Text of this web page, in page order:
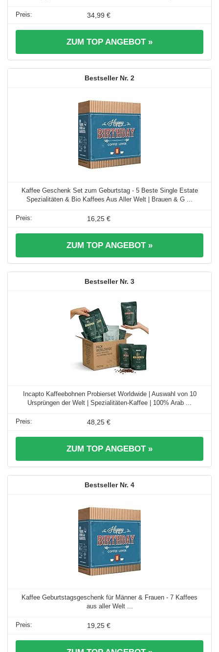
34,99 €
ZUM TOP ANGEBOT »
2
Kaffee Geschenk Set zum Geburtstag - 5 Beste Single Estate
Spezialitäten & Bio Kaffees Aus Aller Welt | Brauen & G ...
16,25 €
ZUM TOP ANGEBOT »
3
Incapto Kaffeebohnen Probierset Worldwide | Auswahl von 10
Ursprüngen der Welt | Spezialitäten-Kaffee | 100% Arab ...
48,25 €
ZUM TOP ANGEBOT »
4
Kaffee Geburtstagsgeschenk für Männer & Frauen - 7 Kaffees
aus aller Welt ...
19,25 €